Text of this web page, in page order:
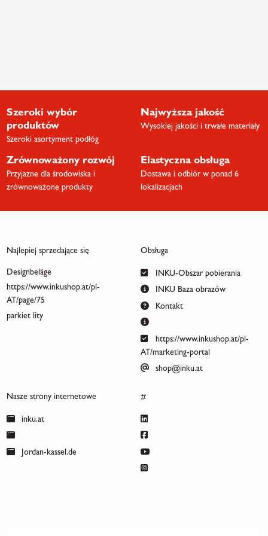
Szeroki wybór
produktów
Szeroki asortyment podłóg
Najwyższa jakość
Wysokiej jakości i trwałe materiały
Zrównoważony rozwój
Przyjazne dla środowiska i
zrównoważone produkty
Elastyczna obsługa
Dostawa i odbiór w ponad 6
lokalizacjach
Najlepiej sprzedające się
Designbeläge
https://www.inkushop.at/pl-
AT/page/75
parkiet lity
Obsługa
INKU-Obszar pobierania
INKU Baza obrazów
Kontakt
https://www.inkushop.at/pl-
AT/marketing-portal
shop@inku.at
Nasze strony internetowe
inku.at
Jordan-kassel.de
#